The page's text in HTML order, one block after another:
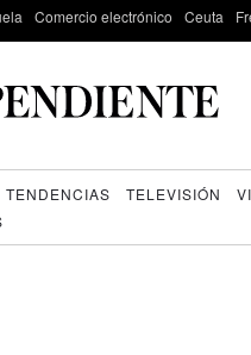
Comercio electrónico Ceuta
TENDENCIAS TELEVISIÓN